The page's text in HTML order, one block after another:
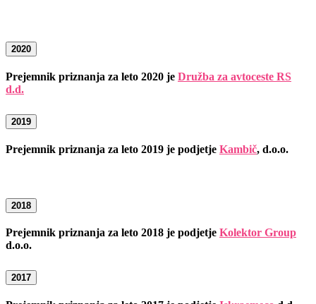
2020
Prejemnik priznanja za leto 2020 je Družba za avtoceste RS
d.d.
2019
Prejemnik priznanja za leto 2019 je podjetje Kambič, d.o.o.
2018
Prejemnik priznanja za leto 2018 je podjetje Kolektor Group
d.o.o.
2017